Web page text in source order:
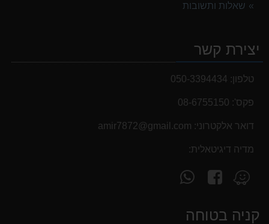
שאלות ותשובות
יצירת קשר
טלפון: 050-3394434
פקס': 08-6755150
דואר אלקטרוני: ‫amir7872@gmail.com‬
מדיה דיגיטאלית:
מצא
אותנו
Waze
עקוב
אחרינו
facebookקניה בטוחה